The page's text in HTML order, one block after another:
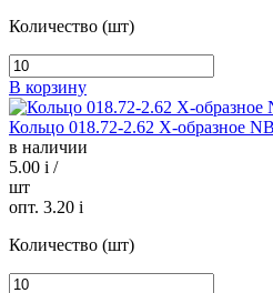
Количество (шт)
В корзину
Кольцо 018.72-2.62 Х-образное
в наличии
5.00 i /
шт
опт. 3.20 i
Количество (шт)